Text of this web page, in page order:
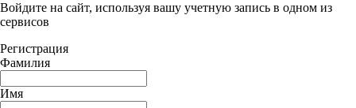
Войдите на сайт, используя вашу учетную запись в одном из
сервисов
Регистрация
Фамилия
Имя